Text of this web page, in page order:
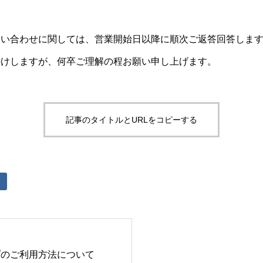
合わせに関しては、営業開始日以降に順次ご返答回答しま
しますが、何卒ご理解の程お願い申し上げます。
記事のタイトルとURLをコピーする
ご利用方法について